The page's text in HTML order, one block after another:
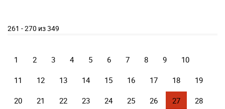
261 - 270 из 349
1 2 3 4 5 6 7 8 9 10
11 12 13 14 15 16 17 18 19
20 21 22 23 24 25 26 27 28